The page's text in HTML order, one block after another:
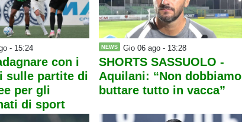
- 15:24
con i
sulle partite di
per gli
di sport
NEWS Gio 06 ago - 13:28
SHORTS SASSUOLO -
Aquilani: “Non dobbiamo
buttare tutto in vacca”